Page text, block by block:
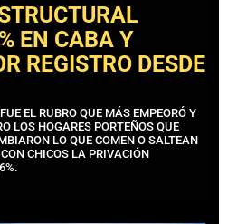
EN CABA Y
REGISTRO DESDE
EL RUBRO QUE MÁS EMPEORÓ Y
LOS HOGARES PORTEÑOS QUE
LO QUE COMEN O SALTEAN
CHICOS LA PRIVACIÓN